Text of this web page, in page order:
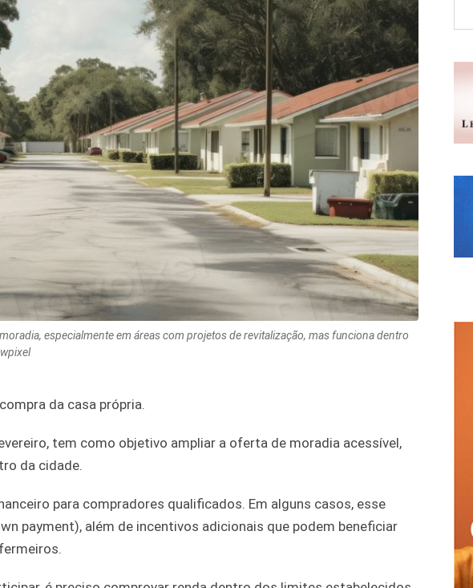
especialmente em áreas com projetos de revitalização, mas funciona dentro
da casa própria.
tem como objetivo ampliar a oferta de moradia acessível,
da cidade.
para compradores qualificados. Em alguns casos, esse
payment), além de incentivos adicionais que podem beneficiar